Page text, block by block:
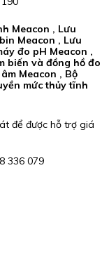
Meacon , Lưu
Meacon , Lưu
đo pH Meacon ,
biến và đồng hồ đo
Meacon , Bộ
mức thủy tĩnh
để được hỗ trợ giá
336 079